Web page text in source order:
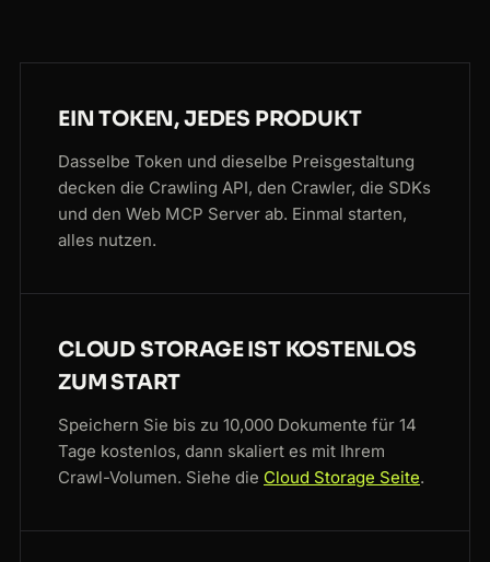
EIN TOKEN, JEDES PRODUKT
Dasselbe Token und dieselbe Preisgestaltung
decken die Crawling API, den Crawler, die SDKs
und den Web MCP Server ab. Einmal starten,
alles nutzen.
CLOUD STORAGE IST KOSTENLOS
ZUM START
Speichern Sie bis zu 10,000 Dokumente für 14
Tage kostenlos, dann skaliert es mit Ihrem
Crawl-Volumen. Siehe die Cloud Storage Seite.